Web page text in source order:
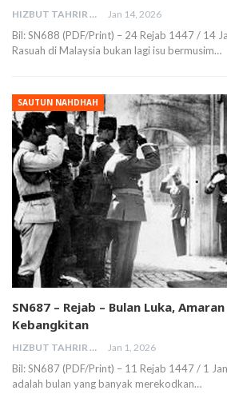
HIZBUT TAHRIR MALAYSIA Jan 14, 2026
Bil: SN688 (PDF/Print) – 24 Rejab 1447 / 14
Rasuah di Malaysia bukan lagi isu bermusim…
SAUTUN NAHDHAH
SN687 – Rejab – Bulan Luka,
Kebangkitan
HIZBUT TAHRIR MALAYSIA Jan 1, 2026
Bil: SN687 (PDF/Print) – 11 Rejab 1447 / 1
adalah bulan yang banyak merekodkan…